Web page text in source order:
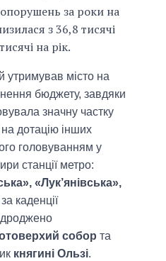
за роки на
з 36,8 тисячі
на рік.
утримував місто на
бюджету, завдяки
значну частку
дотацію інших
головуванням у
станції метро:
«Лук’янівська»,
каденції
собор та
княгині Ользі.